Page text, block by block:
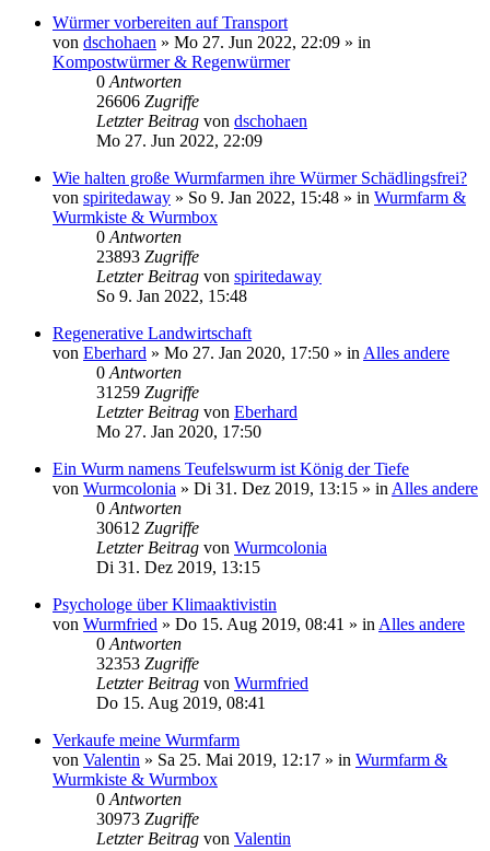
Würmer vorbereiten auf Transport
von dschohaen » Mo 27. Jun 2022, 22:09 » in
Kompostwürmer & Regenwürmer
0 Antworten
26606 Zugriffe
Letzter Beitrag von dschohaen
Mo 27. Jun 2022, 22:09
Wie halten große Wurmfarmen ihre Würmer Schädlingsfrei?
von spiritedaway » So 9. Jan 2022, 15:48 » in Wurmfarm &
Wurmkiste & Wurmbox
0 Antworten
23893 Zugriffe
Letzter Beitrag von spiritedaway
So 9. Jan 2022, 15:48
Regenerative Landwirtschaft
von Eberhard » Mo 27. Jan 2020, 17:50 » in Alles andere
0 Antworten
31259 Zugriffe
Letzter Beitrag von Eberhard
Mo 27. Jan 2020, 17:50
Ein Wurm namens Teufelswurm ist König der Tiefe
von Wurmcolonia » Di 31. Dez 2019, 13:15 » in Alles andere
0 Antworten
30612 Zugriffe
Letzter Beitrag von Wurmcolonia
Di 31. Dez 2019, 13:15
Psychologe über Klimaaktivistin
von Wurmfried » Do 15. Aug 2019, 08:41 » in Alles andere
0 Antworten
32353 Zugriffe
Letzter Beitrag von Wurmfried
Do 15. Aug 2019, 08:41
Verkaufe meine Wurmfarm
von Valentin » Sa 25. Mai 2019, 12:17 » in Wurmfarm &
Wurmkiste & Wurmbox
0 Antworten
30973 Zugriffe
Letzter Beitrag von Valentin